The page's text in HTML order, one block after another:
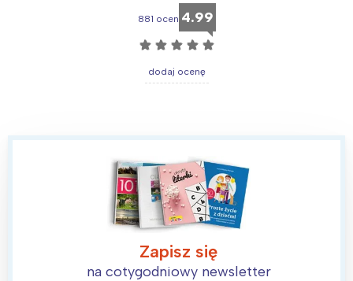
881 ocen 4.99
☆ ☆ ☆ ☆ ☆
dodaj ocenę
Zapisz się
na cotygodniowy newsletter